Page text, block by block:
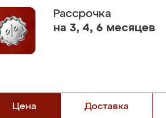
Рассрочка
на 3, 4, 6 месяцев
Цена Доставка